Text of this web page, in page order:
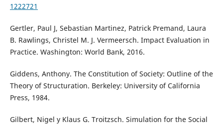
1222721
Gertler, Paul J, Sebastian Martinez, Patrick Premand, Laura
B. Rawlings, Christel M. J. Vermeersch. Impact Evaluation in
Practice. Washington: World Bank, 2016.
Giddens, Anthony. The Constitution of Society: Outline of the
Theory of Structuration. Berkeley: University of California
Press, 1984.
Gilbert, Nigel y Klaus G. Troitzsch. Simulation for the Social